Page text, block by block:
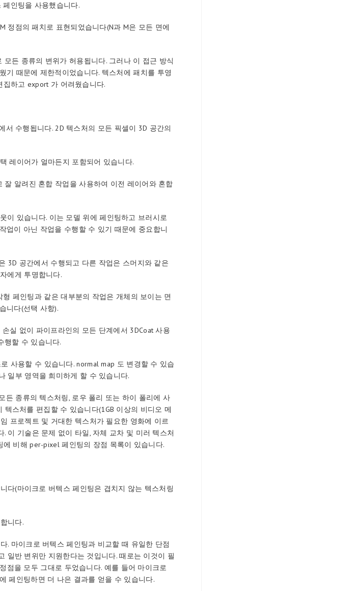
페인팅을 사용했습니다.
정점의 패치로 표현되었습니다(N과 M은 모든 면에
든 종류의 변위가 허용됩니다. 그러나 이 접근 방식
기 때문에 제한적이었습니다. 텍스처에 패치를 투영
하고 export 가 어려웠습니다.
서 수행됩니다. 2D 텍스처의 모든 픽셀이 3D 공간의
레이어가 얼마든지 포함되어 있습니다.
알려진 혼합 작업을 사용하여 이전 레이어와 혼합
이 있습니다. 이는 모델 위에 페인팅하고 브러시로
업이 아닌 작업을 수행할 수 있기 때문에 중요합니
3D 공간에서 수행되고 다른 작업은 스머지와 같은
에게 투명합니다.
페인팅과 같은 대부분의 작업은 개체의 보이는 면
니다(선택 사항).
실 없이 파이프라인의 모든 단계에서 3DCoat 사용
행할 수 있습니다.
사용할 수 있습니다. normal map 도 변경할 수 있습
일부 영역을 희미하게 할 수 있습니다.
든 종류의 텍스처링, 로우 폴리 또는 하이 폴리에 사
스처를 편집할 수 있습니다(1GB 이상의 비디오 메
프로젝트 및 거대한 텍스처가 필요한 영화에 이르
이 기술은 문제 없이 타일, 자체 교차 및 미러 텍스처
비해 per-pixel 페인팅의 장점 목록이 있습니다.
다(마이크로 버텍스 페인팅은 겹치지 않는 텍스처링
니다.
. 마이크로 버텍스 페인팅과 비교할 때 유일한 단점
일반 변위만 지원한다는 것입니다. 때로는 이것이 필
점을 모두 그대로 두었습니다. 예를 들어 마이크로
페인팅하면 더 나은 결과를 얻을 수 있습니다.